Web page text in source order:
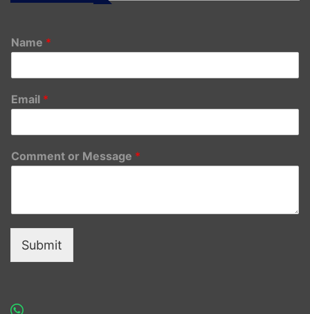
Name *
Email *
Comment or Message *
Submit